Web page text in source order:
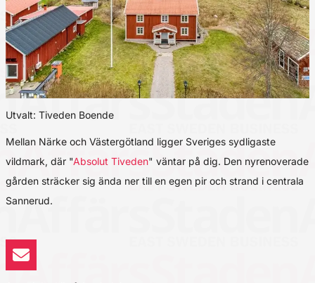
Utvalt: Tiveden Boende
Mellan Närke och Västergötland ligger Sveriges sydligaste
vildmark, där "Absolut Tiveden" väntar på dig. Den nyrenoverade
gården sträcker sig ända ner till en egen pir och strand i centrala
Sannerud.